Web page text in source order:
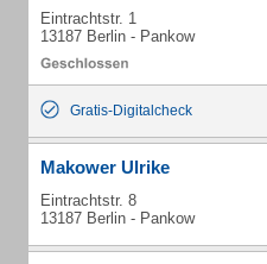
Eintrachtstr. 1
13187 Berlin - Pankow
Gratis-Digitalcheck
Makower Ulrike
Eintrachtstr. 8
13187 Berlin - Pankow